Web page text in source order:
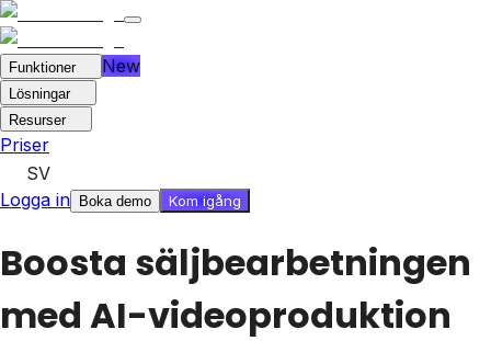
Funktioner New
Lösningar
Resurser
Priser
SV
Logga in
Boka demo Kom igång
Boosta säljbearbetningen
med AI-videoproduktion